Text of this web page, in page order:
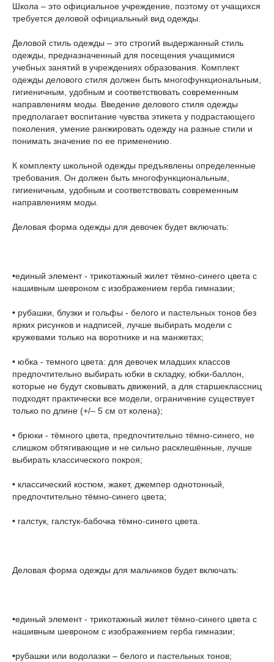
Школа – это официальное учреждение, поэтому от учащихся
требуется деловой официальный вид одежды.
Деловой стиль одежды – это строгий выдержанный стиль
одежды, предназначенный для посещения учащимися
учебных занятий в учреждениях образования. Комплект
одежды делового стиля должен быть многофункциональным,
гигиеничным, удобным и соответствовать современным
направлениям моды. Введение делового стиля одежды
предполагает воспитание чувства этикета у подрастающего
поколения, умение ранжировать одежду на разные стили и
понимать значение по ее применению.
К комплекту школьной одежды предъявлены определенные
требования. Он должен быть многофункциональным,
гигиеничным, удобным и соответствовать современным
направлениям моды.
Деловая форма одежды для девочек будет включать:
•единый элемент - трикотажный жилет тёмно-синего цвета с
нашивным шевроном с изображением герба гимназии;
• рубашки, блузки и гольфы - белого и пастельных тонов без
ярких рисунков и надписей, лучше выбирать модели с
кружевами только на воротнике и на манжетах;
• юбка - темного цвета: для девочек младших классов
предпочтительно выбирать юбки в складку, юбки-баллон,
которые не будут сковывать движений, а для старшеклассниц
подходят практически все модели, ограничение существует
только по длине (+/– 5 см от колена);
• брюки - тёмного цвета, предпочтительно тёмно-синего, не
слишком обтягивающие и не сильно расклешённые, лучше
выбирать классического покроя;
• классический костюм, жакет, джемпер однотонный,
предпочтительно тёмно-синего цвета;
• галстук, галстук-бабочка тёмно-синего цвета.
Деловая форма одежды для мальчиков будет включать:
•единый элемент - трикотажный жилет тёмно-синего цвета с
нашивным шевроном с изображением герба гимназии;
•рубашки или водолазки – белого и пастельных тонов;